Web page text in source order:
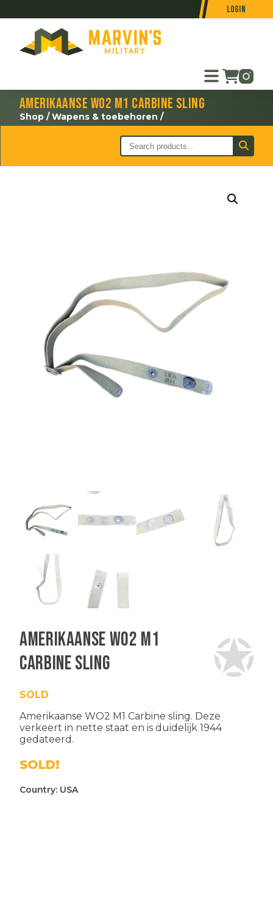
Login
Amerikaanse WO2 M1 Carbine sling
Shop /Wapens & toebehoren /
Amerikaanse WO2 M1
Carbine sling
SOLD
Amerikaanse WO2 M1 Carbine sling. Deze
verkeert in nette staat en is duidelijk 1944
gedateerd.
SOLD!
Country: USA